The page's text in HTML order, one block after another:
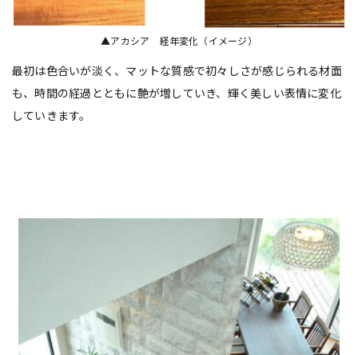
▲アカシア 経年変化（イメージ）
最初は色合いが淡く、マットな質感で初々しさが感じられる材面
も、時間の経過とともに艶が増していき、輝く美しい表情に変化
していきます。